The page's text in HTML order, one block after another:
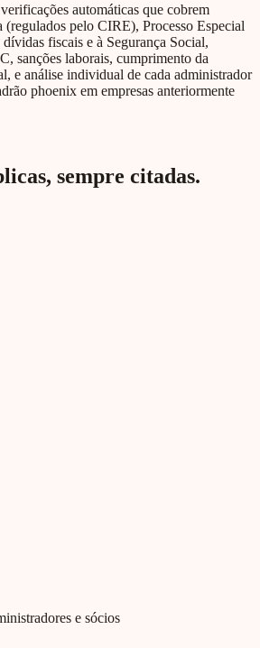
automáticas que cobrem
(regulados pelo CIRE), Processo Especial
fiscais e à Segurança Social,
sanções laborais, cumprimento da
e análise individual de cada administrador
phoenix em empresas anteriormente
sempre citadas.
e sócios